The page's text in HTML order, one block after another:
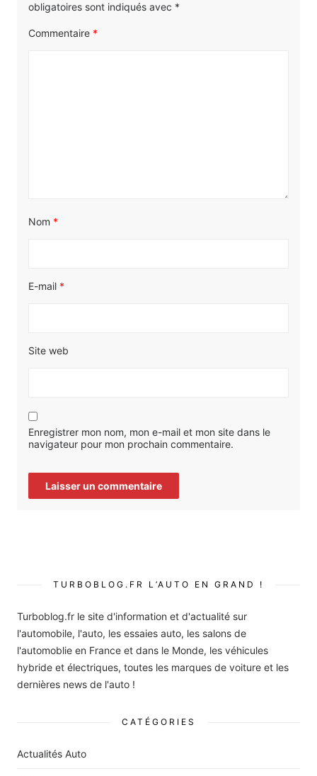
obligatoires sont indiqués avec *
Commentaire *
Nom *
E-mail *
Site web
Enregistrer mon nom, mon e-mail et mon site dans le
navigateur pour mon prochain commentaire.
TURBOBLOG.FR L’AUTO EN GRAND !
Turboblog.fr le site d'information et d'actualité sur
l'automobile, l'auto, les essaies auto, les salons de
l'automoblie en France et dans le Monde, les véhicules
hybride et électriques, toutes les marques de voiture et les
dernières news de l'auto !
CATÉGORIES
Actualités Auto